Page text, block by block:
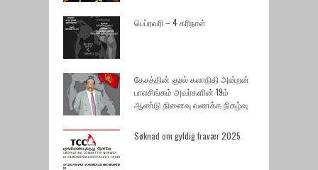
பெப்ரவரி – 4 கரிநாள்
தேசத்தின் குரல் கலாநிதி அன்றன்
பாலசிங்கம் அவர்களின் 19ம்
ஆண்டு நினைவு வணக்க நிகழ்வு
Søknad om gyldig fravær 2025